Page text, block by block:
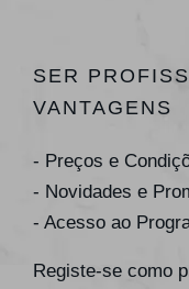
SER
VANTAGENS
- Preços e
- Novidades e
- Acesso ao
Registe-se como